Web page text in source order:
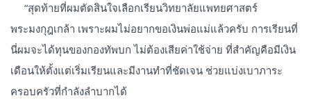
“สุดท้ายที่ผมตัดสินใจเลือกเรียนวิทยาลัยแพทยศาสตร์
พระมงกุฎเกล้า เพราะผมไม่อยากขอเงินพ่อแม่แล้วครับ การเรียนที่
นี่ผมจะได้ทุนของกองทัพบก ไม่ต้องเสียค่าใช้จ่าย ที่สำคัญคือมีเงิน
เดือนให้ตั้งแต่เริ่มเรียนและมีงานทำที่ชัดเจน ช่วยแบ่งเบาภาระ
ครอบครัวที่กำลังลำบากได้